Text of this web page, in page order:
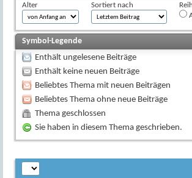
Alter Sortiert nach
Symbol-Legende
Enthält ungelesene Beiträge
Enthält keine neuen Beiträge
Beliebtes Thema mit neuen Beiträgen
Beliebtes Thema ohne neue Beiträge
Thema geschlossen
Sie haben in diesem Thema geschrieben.